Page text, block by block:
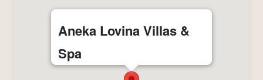
Aneka Lovina Villas &
Spa